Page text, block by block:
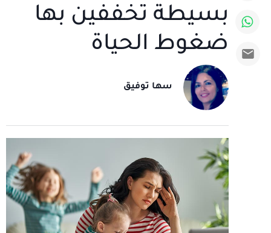
بسيطة تخففين بها
ضغوط الحياة
سها توفيق